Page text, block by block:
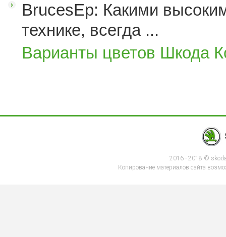
BrucesEp: Какими
технике, всегда ...
Варианты цветов Шкода
2016 - 2018 ©
Копирование материалов сайта